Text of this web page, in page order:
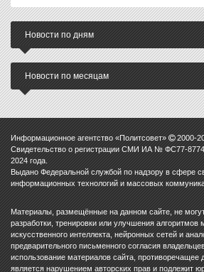
Новости по дням
Новости по месяцам
Информационное агентство «Политсовет» 2000-
Свидетельство о регистрации СМИ ИА № ФС77-
2024 года.
Выдано Федеральной службой по надзору в сфере
информационных технологий и массовых
Материалы, размещённые на данном сайте, не
разработки, тренировки или улучшения алгоритмов
искусственного интеллекта, нейронных сетей и
предварительного письменного согласия
использование материалов сайта, противоречащее
является нарушением авторских прав и подлежит